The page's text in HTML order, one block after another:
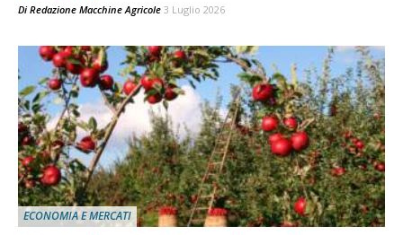
Di Redazione Macchine Agricole 3 Luglio 2026
ECONOMIA E MERCATI